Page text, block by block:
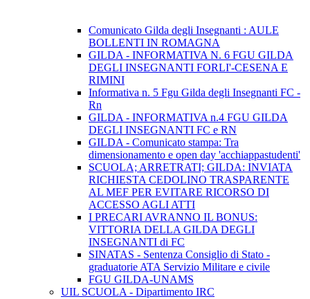
Comunicato Gilda degli Insegnanti : AULE
BOLLENTI IN ROMAGNA
GILDA - INFORMATIVA N. 6 FGU GILDA
DEGLI INSEGNANTI FORLI'-CESENA E
RIMINI
Informativa n. 5 Fgu Gilda degli Insegnanti FC -
Rn
GILDA - INFORMATIVA n.4 FGU GILDA
DEGLI INSEGNANTI FC e RN
GILDA - Comunicato stampa: Tra
dimensionamento e open day 'acchiappastudenti'
SCUOLA; ARRETRATI; GILDA: INVIATA
RICHIESTA CEDOLINO TRASPARENTE
AL MEF PER EVITARE RICORSO DI
ACCESSO AGLI ATTI
I PRECARI AVRANNO IL BONUS:
VITTORIA DELLA GILDA DEGLI
INSEGNANTI di FC
SINATAS - Sentenza Consiglio di Stato -
graduatorie ATA Servizio Militare e civile
FGU GILDA-UNAMS
UIL SCUOLA - Dipartimento IRC